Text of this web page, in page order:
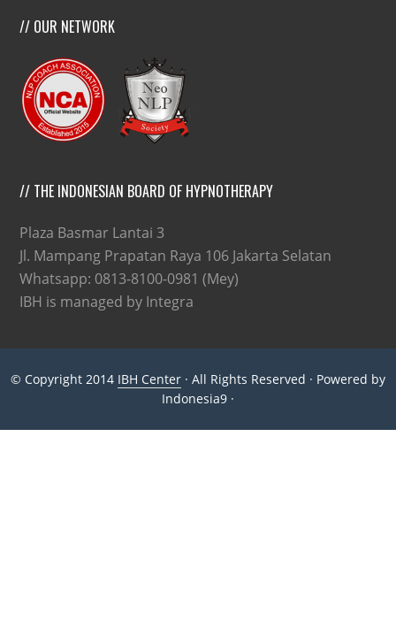
// OUR NETWORK
// THE INDONESIAN BOARD OF HYPNOTHERAPY
Plaza Basmar Lantai 3
Jl. Mampang Prapatan Raya 106 Jakarta Selatan
Whatsapp: 0813-8100-0981 (Mey)
IBH is managed by Integra
© Copyright 2014 IBH Center · All Rights Reserved · Powered by
Indonesia9 ·